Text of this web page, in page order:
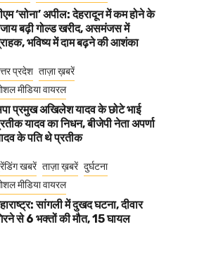
‘सोना’ अपील: देहरादून में कम होने के
बढ़ी गोल्ड खरीद, असमंजस में
भविष्य में दाम बढ़ने की आशंका
प्रदेश ताज़ा ख़बरें
मीडिया वायरल
प्रमुख अखिलेश यादव के छोटे भाई
यादव का निधन, बीजेपी नेता अपर्णा
के पति थे प्रतीक
खबरें ताज़ा ख़बरें दुर्घटना
मीडिया वायरल
सांगली में दुखद घटना, दीवार
से 6 भक्तों की मौत, 15 घायल